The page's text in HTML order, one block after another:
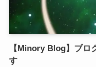
【Minory Blog】ブロ
す